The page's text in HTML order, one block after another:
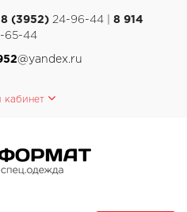
8 (3952)24-96-44 | 8 914
65-44
@yandex.ru
кабинет